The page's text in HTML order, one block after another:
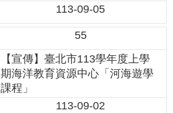
113-09-05
55
【宣傳】臺北市113學年度上學
期海洋教育資源中心「河海遊學
課程」
113-09-02